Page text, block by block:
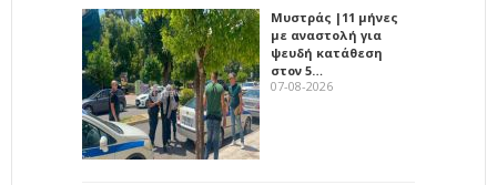
Μυστράς |11 μήνες
με αναστολή για
ψευδή κατάθεση
στον 5…
07-08-2026